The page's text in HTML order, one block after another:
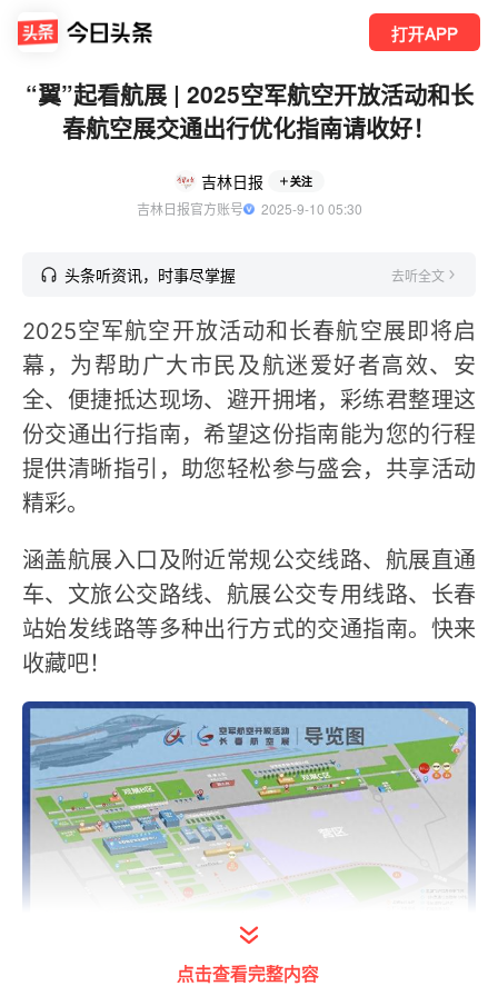
打开APP
“翼”起看航展 | 2025空军航空开放活动和长
春航空展交通出行优化指南请收好！
吉林日报 关注
吉林日报官方账号
  2025-9-10 05:30
头条听资讯，时事尽掌握 去听全文
2025空军航空开放活动和长春航空展即将启
幕，为帮助广大市民及航迷爱好者高效、安
全、便捷抵达现场、避开拥堵，彩练君整理这
份交通出行指南，希望这份指南能为您的行程
提供清晰指引，助您轻松参与盛会，共享活动
精彩。
涵盖航展入口及附近常规公交线路、航展直通
车、文旅公交路线、航展公交专用线路、长春
站始发线路等多种出行方式的交通指南。快来
收藏吧！
打开今日头条查看图片详情
点击查看完整内容